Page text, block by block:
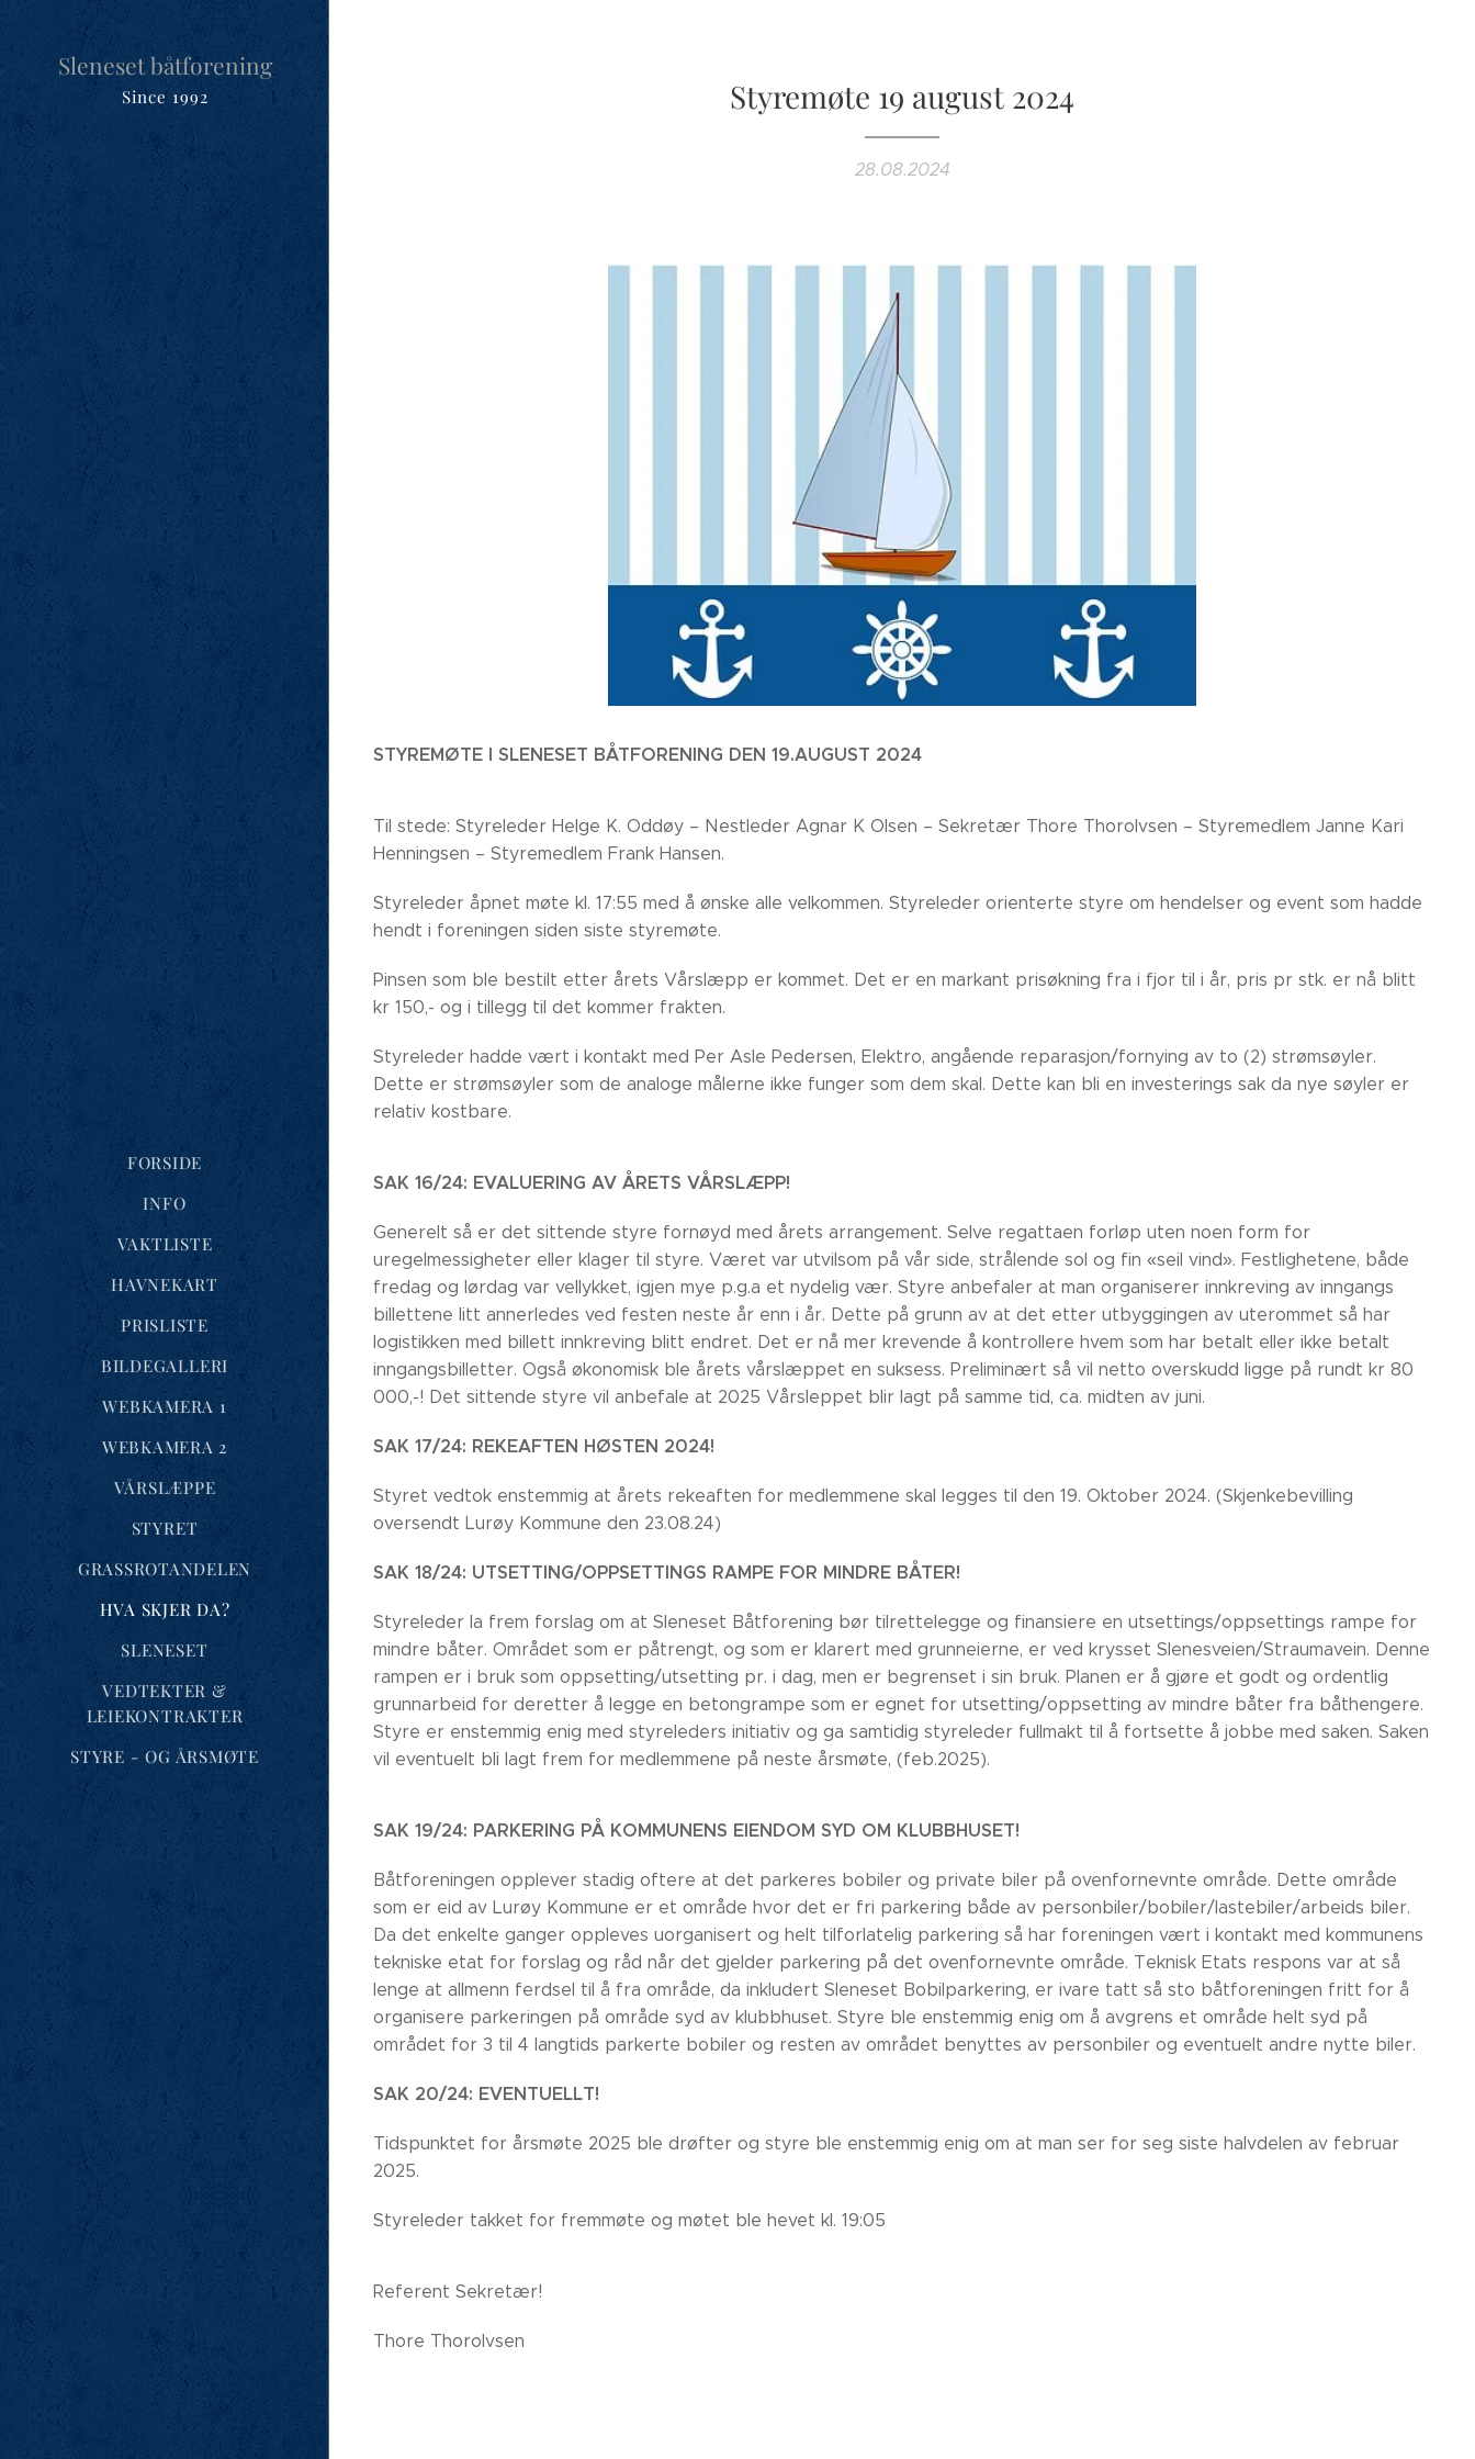
Sleneset båtforening
Since 1992
FORSIDE
INFO
VAKTLISTE
HAVNEKART
PRISLISTE
BILDEGALLERI
WEBKAMERA 1
WEBKAMERA 2
VÅRSLÆPPE
STYRET
GRASSROTANDELEN
HVA SKJER DA?
SLENESET
VEDTEKTER &
LEIEKONTRAKTER
STYRE - OG ÅRSMØTE
Styremøte 19 august 2024
28.08.2024
STYREMØTE I SLENESET BÅTFORENING DEN 19.AUGUST 2024
Til stede: Styreleder Helge K. Oddøy – Nestleder Agnar K Olsen – Sekretær Thore Thorolvsen – Styremedlem Janne Kari
Henningsen – Styremedlem Frank Hansen.
Styreleder åpnet møte kl. 17:55 med å ønske alle velkommen. Styreleder orienterte styre om hendelser og event som hadde
hendt i foreningen siden siste styremøte.
Pinsen som ble bestilt etter årets Vårslæpp er kommet. Det er en markant prisøkning fra i fjor til i år, pris pr stk. er nå blitt
kr 150,- og i tillegg til det kommer frakten.
Styreleder hadde vært i kontakt med Per Asle Pedersen, Elektro, angående reparasjon/fornying av to (2) strømsøyler.
Dette er strømsøyler som de analoge målerne ikke funger som dem skal. Dette kan bli en investerings sak da nye søyler er
relativ kostbare.
SAK 16/24: EVALUERING AV ÅRETS VÅRSLÆPP!
Generelt så er det sittende styre fornøyd med årets arrangement. Selve regattaen forløp uten noen form for
uregelmessigheter eller klager til styre. Været var utvilsom på vår side, strålende sol og fin «seil vind». Festlighetene, både
fredag og lørdag var vellykket, igjen mye p.g.a et nydelig vær. Styre anbefaler at man organiserer innkreving av inngangs
billettene litt annerledes ved festen neste år enn i år. Dette på grunn av at det etter utbyggingen av uterommet så har
logistikken med billett innkreving blitt endret. Det er nå mer krevende å kontrollere hvem som har betalt eller ikke betalt
inngangsbilletter. Også økonomisk ble årets vårslæppet en suksess. Preliminært så vil netto overskudd ligge på rundt kr 80
000,-! Det sittende styre vil anbefale at 2025 Vårsleppet blir lagt på samme tid, ca. midten av juni.
SAK 17/24: REKEAFTEN HØSTEN 2024!
Styret vedtok enstemmig at årets rekeaften for medlemmene skal legges til den 19. Oktober 2024. (Skjenkebevilling
oversendt Lurøy Kommune den 23.08.24)
SAK 18/24: UTSETTING/OPPSETTINGS RAMPE FOR MINDRE BÅTER!
Styreleder la frem forslag om at Sleneset Båtforening bør tilrettelegge og finansiere en utsettings/oppsettings rampe for
mindre båter. Området som er påtrengt, og som er klarert med grunneierne, er ved krysset Slenesveien/Straumavein. Denne
rampen er i bruk som oppsetting/utsetting pr. i dag, men er begrenset i sin bruk. Planen er å gjøre et godt og ordentlig
grunnarbeid for deretter å legge en betongrampe som er egnet for utsetting/oppsetting av mindre båter fra båthengere.
Styre er enstemmig enig med styreleders initiativ og ga samtidig styreleder fullmakt til å fortsette å jobbe med saken. Saken
vil eventuelt bli lagt frem for medlemmene på neste årsmøte, (feb.2025).
SAK 19/24: PARKERING PÅ KOMMUNENS EIENDOM SYD OM KLUBBHUSET!
Båtforeningen opplever stadig oftere at det parkeres bobiler og private biler på ovenfornevnte område. Dette område
som er eid av Lurøy Kommune er et område hvor det er fri parkering både av personbiler/bobiler/lastebiler/arbeids biler.
Da det enkelte ganger oppleves uorganisert og helt tilforlatelig parkering så har foreningen vært i kontakt med kommunens
tekniske etat for forslag og råd når det gjelder parkering på det ovenfornevnte område. Teknisk Etats respons var at så
lenge at allmenn ferdsel til å fra område, da inkludert Sleneset Bobilparkering, er ivare tatt så sto båtforeningen fritt for å
organisere parkeringen på område syd av klubbhuset. Styre ble enstemmig enig om å avgrens et område helt syd på
området for 3 til 4 langtids parkerte bobiler og resten av området benyttes av personbiler og eventuelt andre nytte biler.
SAK 20/24: EVENTUELLT!
Tidspunktet for årsmøte 2025 ble drøfter og styre ble enstemmig enig om at man ser for seg siste halvdelen av februar
2025.
Styreleder takket for fremmøte og møtet ble hevet kl. 19:05
Referent Sekretær!
Thore Thorolvsen